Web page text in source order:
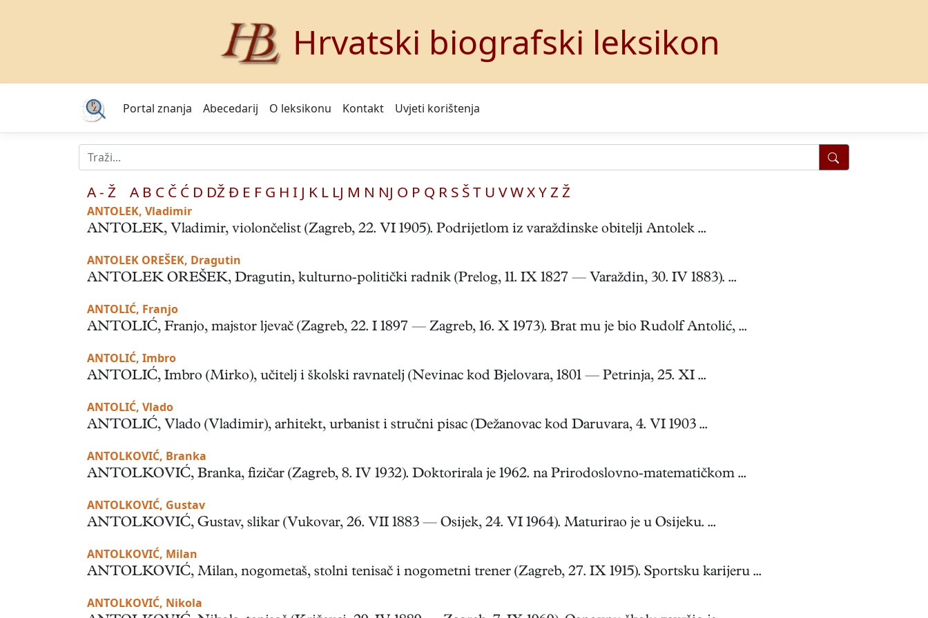
Hrvatski biografski leksikon
Portal znanja Abecedarij O leksikonu Kontakt Uvjeti korištenja
A - Ž A B C Č Ć D DŽ Đ E F G H I J K L LJ M N NJ O P Q R S ŠT U VWXYZ Ž
ANTOLEK, Vladimir
ANTOLEK, Vladimir, violončelist (Zagreb, 22. VI 1905). Podrijetlom iz varaždinske obitelji Antolek ...
ANTOLEK OREŠEK, Dragutin
ANTOLEK OREŠEK, Dragutin, kulturno-politički radnik (Prelog, 11. IX 1827 — Varaždin, 30. IV 1883). ...
ANTOLIĆ, Franjo
ANTOLIĆ, Franjo, majstor ljevač (Zagreb, 22. I 1897 — Zagreb, 16. X 1973). Brat mu je bio Rudolf Antolić, ...
ANTOLIĆ, Imbro
ANTOLIĆ, Imbro (Mirko), učitelj i školski ravnatelj (Nevinac kod Bjelovara, 1801 — Petrinja, 25. XI ...
ANTOLIĆ, Vlado
ANTOLIĆ, Vlado (Vladimir), arhitekt, urbanist i stručni pisac (Dežanovac kod Daruvara, 4. VI 1903 ...
ANTOLKOVIĆ, Branka
ANTOLKOVIĆ, Branka, fizičar (Zagreb, 8. IV 1932). Doktorirala je 1962. na Prirodoslovno-matematičkom ...
ANTOLKOVIĆ, Gustav
ANTOLKOVIĆ, Gustav, slikar (Vukovar, 26. VII 1883 — Osijek, 24. VI 1964). Maturirao je u Osijeku. ...
ANTOLKOVIĆ, Milan
ANTOLKOVIĆ, Milan, nogometaš, stolni tenisač i nogometni trener (Zagreb, 27. IX 1915). Sportsku karijeru ...
ANTOLKOVIĆ, Nikola